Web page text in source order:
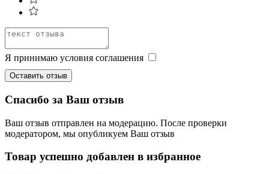
Я принимаю условия соглашения
Оставить отзыв
Спасибо за Ваш отзыв
Ваш отзыв отправлен на модерацию. После проверки
модератором, мы опубликуем Ваш отзыв
Товар успешно добавлен в избранное